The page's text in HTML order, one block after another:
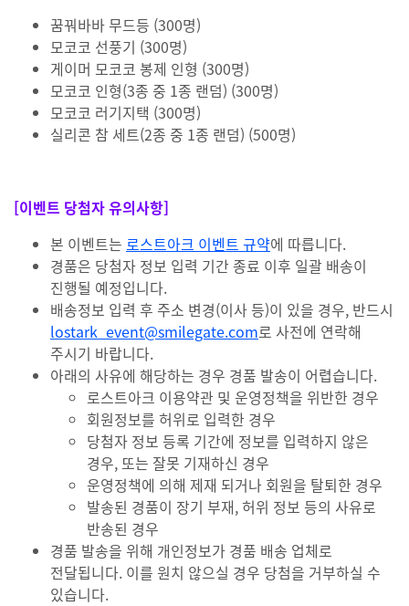
꿈꿔바바 무드등 (300명)
모코코 선풍기 (300명)
게이머 모코코 봉제 인형 (300명)
모코코 인형(3종 중 1종 랜덤) (300명)
모코코 러기지택 (300명)
실리콘 참 세트(2종 중 1종 랜덤) (500명)
[이벤트 당첨자 유의사항]
본 이벤트는 로스트아크 이벤트 규약에 따릅니다.
경품은 당첨자 정보 입력 기간 종료 이후 일괄 배송이
진행될 예정입니다.
배송정보 입력 후 주소 변경(이사 등)이 있을 경우, 반드시
lostark_event@smilegate.com로 사전에 연락해
주시기 바랍니다.
아래의 사유에 해당하는 경우 경품 발송이 어렵습니다.
로스트아크 이용약관 및 운영정책을 위반한 경우
회원정보를 허위로 입력한 경우
당첨자 정보 등록 기간에 정보를 입력하지 않은
경우, 또는 잘못 기재하신 경우
운영정책에 의해 제재 되거나 회원을 탈퇴한 경우
발송된 경품이 장기 부재, 허위 정보 등의 사유로
반송된 경우
경품 발송을 위해 개인정보가 경품 배송 업체로
전달됩니다. 이를 원치 않으실 경우 당첨을 거부하실 수
있습니다.